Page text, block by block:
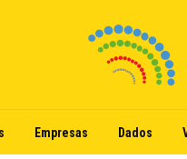
Empresas Dados